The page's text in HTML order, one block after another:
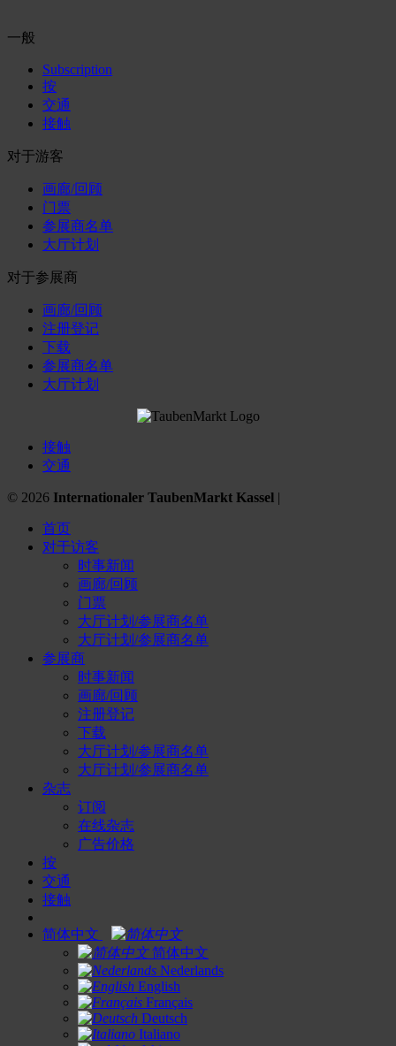
一般
Subscription
按
交通
接触
对于游客
画廊/回顾
门票
参展商名单
大厅计划
对于参展商
画廊/回顾
注册登记
下载
参展商名单
大厅计划
接触
交通
© 2026 Internationaler TaubenMarkt Kassel |
首页
对于访客
时事新闻
画廊/回顾
门票
大厅计划/参展商名单
大厅计划/参展商名单
参展商
时事新闻
画廊/回顾
注册登记
下载
大厅计划/参展商名单
大厅计划/参展商名单
杂志
订阅
在线杂志
广告价格
按
交通
接触
简体中文
简体中文
Nederlands
English
Français
Deutsch
Italiano